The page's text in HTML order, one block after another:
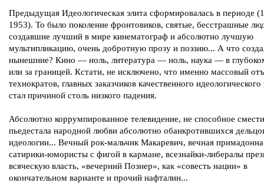
Предыдущая Идеологическая элита сформировалась в периоде
1953). То было поколение фронтовиков, святые, бесстрашные
создавшие лучший в мире кинематограф и абсолютно лучшую
мультипликацию, очень добротную прозу и поэзию... А что
нынешние? Кино — ноль, литература — ноль, наука — в
или за границей. Кстати, не исключено, что именно массовый
технократов, главных заказчиков качественного
стал причиной столь низкого падения.
Абсолютно коррумпированное телевидение, не способное
пьедестала народной любви абсолютно обанкротившихся
идеологии... Вечный рок-мальчик Макаревич, вечная
сатирики-юмористы с фигой в кармане, всезнайки-либералы
всяческую власть, «вечерний Познер», как «совесть нации» в
окончательном варианте и прочий нафталин...